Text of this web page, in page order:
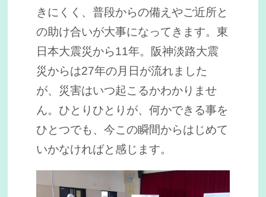
きにくく、普段からの備えやご近所と
の助け合いが大事になってきます。東
日本大震災から11年。阪神淡路大震
災からは27年の月日が流れました
が、災害はいつ起こるかわかりませ
ん。ひとりひとりが、何かできる事を
ひとつでも、今この瞬間からはじめて
いかなければと感じます。